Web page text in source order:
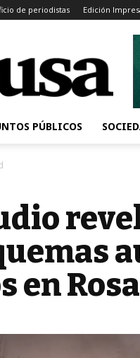
de periodistas Edición
PÚBLICOS
en